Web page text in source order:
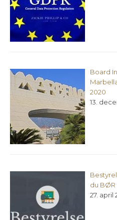
Board
2020
13.
du BØR
27. april